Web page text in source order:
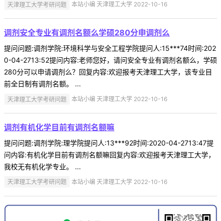
天津理工大学考研问题 本站小编 天津理工大学 2022-10-16
调剂安全专业有调剂名额么学硕280分申调剂么
提问问题:调剂学院:环境科学与安全工程学院提问人:15***74时间:202
0-04-2713:52提问内容:老师您好，请问安全专业有调剂名额么，学硕
280分可以申请调剂么？回复内容:欢迎报考天津理工大学，该专业目
前全日制有调剂名额。 ...
天津理工大学考研问题 本站小编 天津理工大学 2022-10-16
调剂有机化学目前有调剂名额嘛
提问问题:调剂学院:理学院提问人:13***92时间:2020-04-2713:47提
问内容:有机化学目前有调剂名额嘛回复内容:欢迎报考天津理工大学，
我校无有机化学专业。 ...
天津理工大学考研问题 本站小编 天津理工大学 2022-10-16